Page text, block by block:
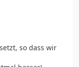
so dass wir